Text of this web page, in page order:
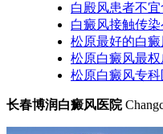
白殿风患者不
白癜风接触传染
松原最好的白癜
松原白癜风最
松原白癜风专科
长春博润白癜风医院